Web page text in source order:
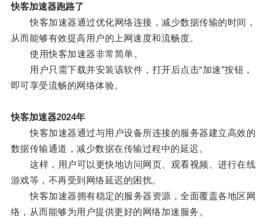
快客加速器跑路了
快客加速器通过优化网络连接，减少数据传输的时间，
从而能够有效提高用户的上网速度和流畅度。
使用快客加速器非常简单。
用户只需下载并安装该软件，打开后点击“加速”按钮，
即可享受流畅的网络体验。
快客加速器2024年
快客加速器通过与用户设备所连接的服务器建立高效的
数据传输通道，减少数据在传输过程中的延迟。
这样，用户可以更快地访问网页、观看视频、进行在线
游戏等，不再受到网络延迟的困扰。
快客加速器拥有稳定的服务器资源，全面覆盖各地区网
络，从而能够为用户提供更好的网络加速服务。